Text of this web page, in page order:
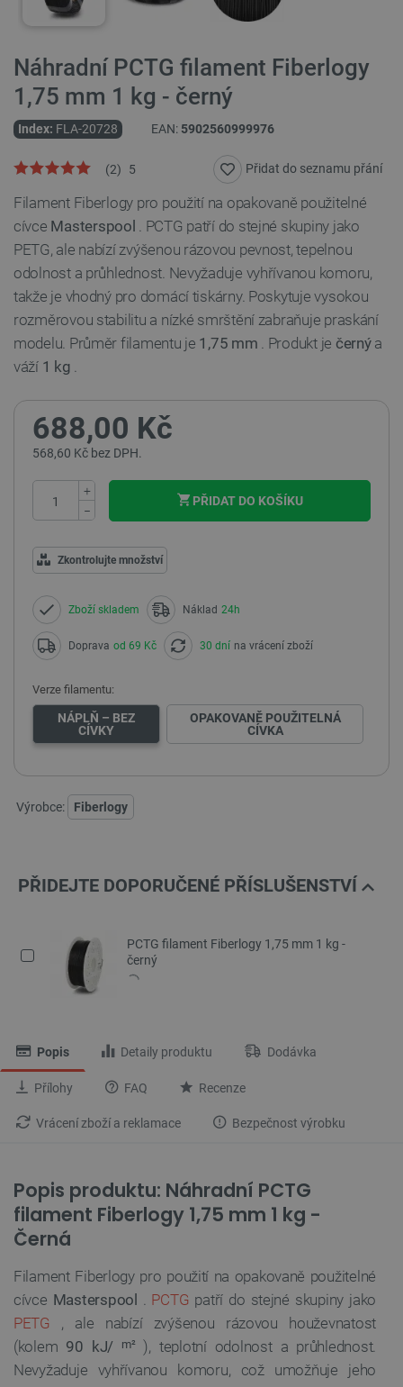
Náhradní PCTG filament Fiberlogy
1,75 mm 1 kg - černý
Index: FLA-20728 EAN: 5902560999976
5
(2) Přidat do seznamu přání
Filament Fiberlogy pro použití na opakovaně použitelné
cívce Masterspool . PCTG patří do stejné skupiny jako
PETG, ale nabízí zvýšenou rázovou pevnost, tepelnou
odolnost a průhlednost. Nevyžaduje vyhřívanou komoru,
takže je vhodný pro domácí tiskárny. Poskytuje vysokou
rozměrovou stabilitu a nízké smrštění zabraňuje praskání
modelu. Průměr filamentu je 1,75 mm . Produkt je černýa
váží 1 kg .
688,00 Kč
568,60 Kč bez DPH.
+
−
PŘIDAT DO KOŠÍKU
Zkontrolujte množství
Zboží skladem Náklad 24h
Doprava od 69 Kč 30 dní na vrácení zboží
Verze filamentu:
NÁPLŇ – BEZ
CÍVKY
OPAKOVANĚ POUŽITELNÁ
CÍVKA
Výrobce: Fiberlogy
PŘIDEJTE DOPORUČENÉ PŘÍSLUŠENSTVÍ
PCTG filament Fiberlogy 1,75 mm 1 kg -
černý
Popis Detaily produktu Dodávka
Přílohy FAQ Recenze
Vrácení zboží a reklamace Bezpečnost výrobku
Popis produktu: Náhradní PCTG
filament Fiberlogy 1,75 mm 1 kg -
Černá
Filament Fiberlogy pro použití na opakovaně použitelné
cívce Masterspool PCTG patří do stejné skupiny jako
PETG , ale nabízí zvýšenou rázovou houževnatost
(kolem 90 kJ/ m²), teplotní odolnost a průhlednost.
Nevyžaduje vyhřívanou komoru, což umožňuje jeho